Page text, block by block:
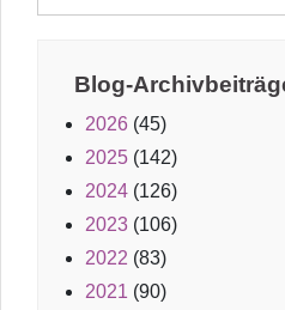
Blog-
2026 (45)
2025 (142)
2024 (126)
2023 (106)
2022 (83)
2021 (90)